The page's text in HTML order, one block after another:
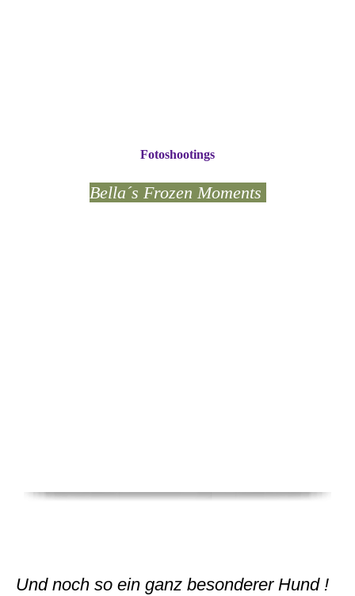
Bella´s Frozen Moments
Fotoshootings
Und noch so ein ganz besonderer Hund !